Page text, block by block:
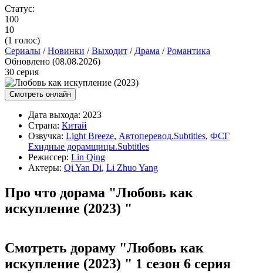
Статус:
100
10
(1 голос)
Сериалы /Новинки /Выходит / Драма /Романтика
Обновлено (08.08.2026)
30 серия
Смотреть онлайн
Дата выхода: 2023
Страна: Китай
Озвучка: Light Breeze, Автоперевод.Subtitles, ФСГ
Ехидные дорамщицы.Subtitles
Режиссер: Lin Qing
Актеры: Qi Yan Di, Li Zhuo Yang
Про что дорама "Любовь как
искупление (2023) "
Смотреть дораму "Любовь как
искупление (2023) " 1 сезон 6 серия